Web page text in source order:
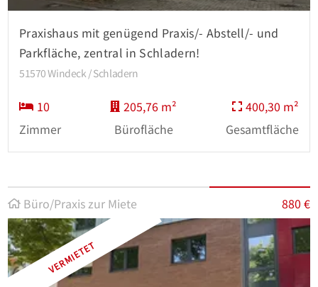
Praxishaus mit genügend Praxis/- Abstell/- und
Parkfläche, zentral in Schladern!
51570 Windeck / Schladern
10
Zimmer
205,76 m²
Bürofläche
400,30 m²
Gesamtfläche
Büro/Praxis zur Miete 880 €
VERMIETET